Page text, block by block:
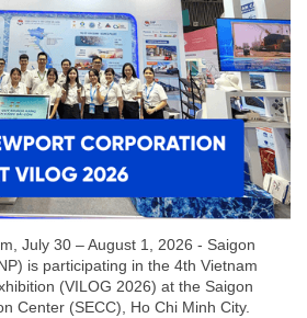
July 30 – August 1, 2026 - Saigon
is participating in the 4th Vietnam
(VILOG 2026) at the Saigon
Center (SECC), Ho Chi Minh City.